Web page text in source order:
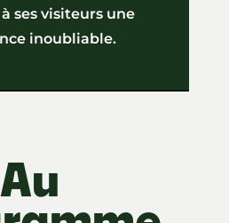
ses visiteurs une
inoubliable.
Au